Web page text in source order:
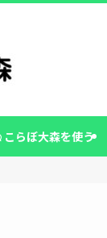
こらぼ大森を使う